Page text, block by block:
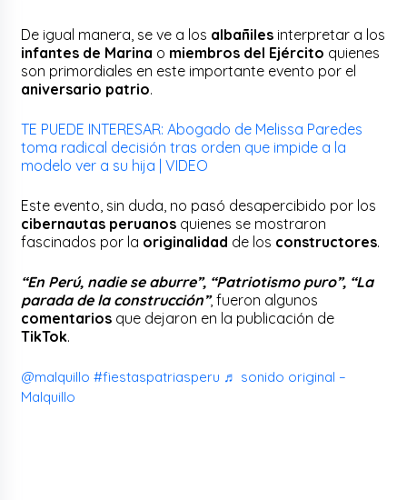
De igual manera, se ve a los albañiles interpretar a los
infantes de Marina o miembros del Ejército quienes
son primordiales en este importante evento por el
aniversario patrio.
TE PUEDE INTERESAR: Abogado de Melissa Paredes
toma radical decisión tras orden que impide a la
modelo ver a su hija | VIDEO
Este evento, sin duda, no pasó desapercibido por los
cibernautas peruanos quienes se mostraron
fascinados por la originalidad de los constructores.
“En Perú, nadie se aburre”, “Patriotismo puro”, “La
parada de la construcción”, fueron algunos
comentarios que dejaron en la publicación de
TikTok.
@malquillo #fiestaspatriasperu ♬ sonido original –
Malquillo